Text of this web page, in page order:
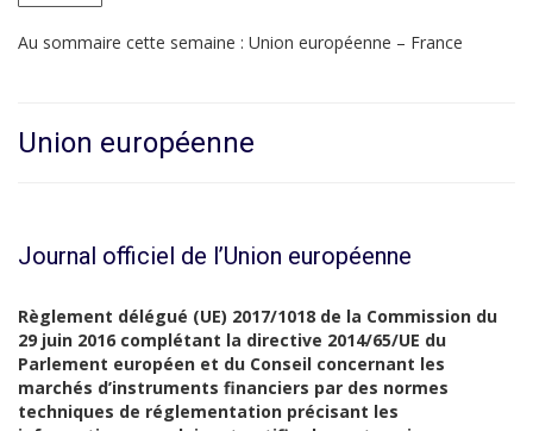
Au sommaire cette semaine : Union européenne – France
Union européenne
Journal officiel de l’Union européenne
Règlement délégué (UE) 2017/1018 de la Commission du
29 juin 2016 complétant la directive 2014/65/UE du
Parlement européen et du Conseil concernant les
marchés d’instruments financiers par des normes
techniques de réglementation précisant les